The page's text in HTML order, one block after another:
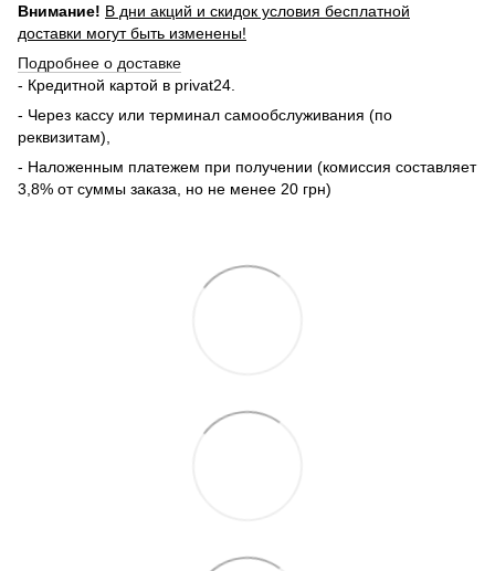
Внимание! В дни акций и скидок условия бесплатной
доставки могут быть изменены!
Подробнее о доставке
- Кредитной картой в privat24.
- Через кассу или терминал самообслуживания (по
реквизитам),
- Наложенным платежем при получении (комиссия составляет
3,8% от суммы заказа, но не менее 20 грн)